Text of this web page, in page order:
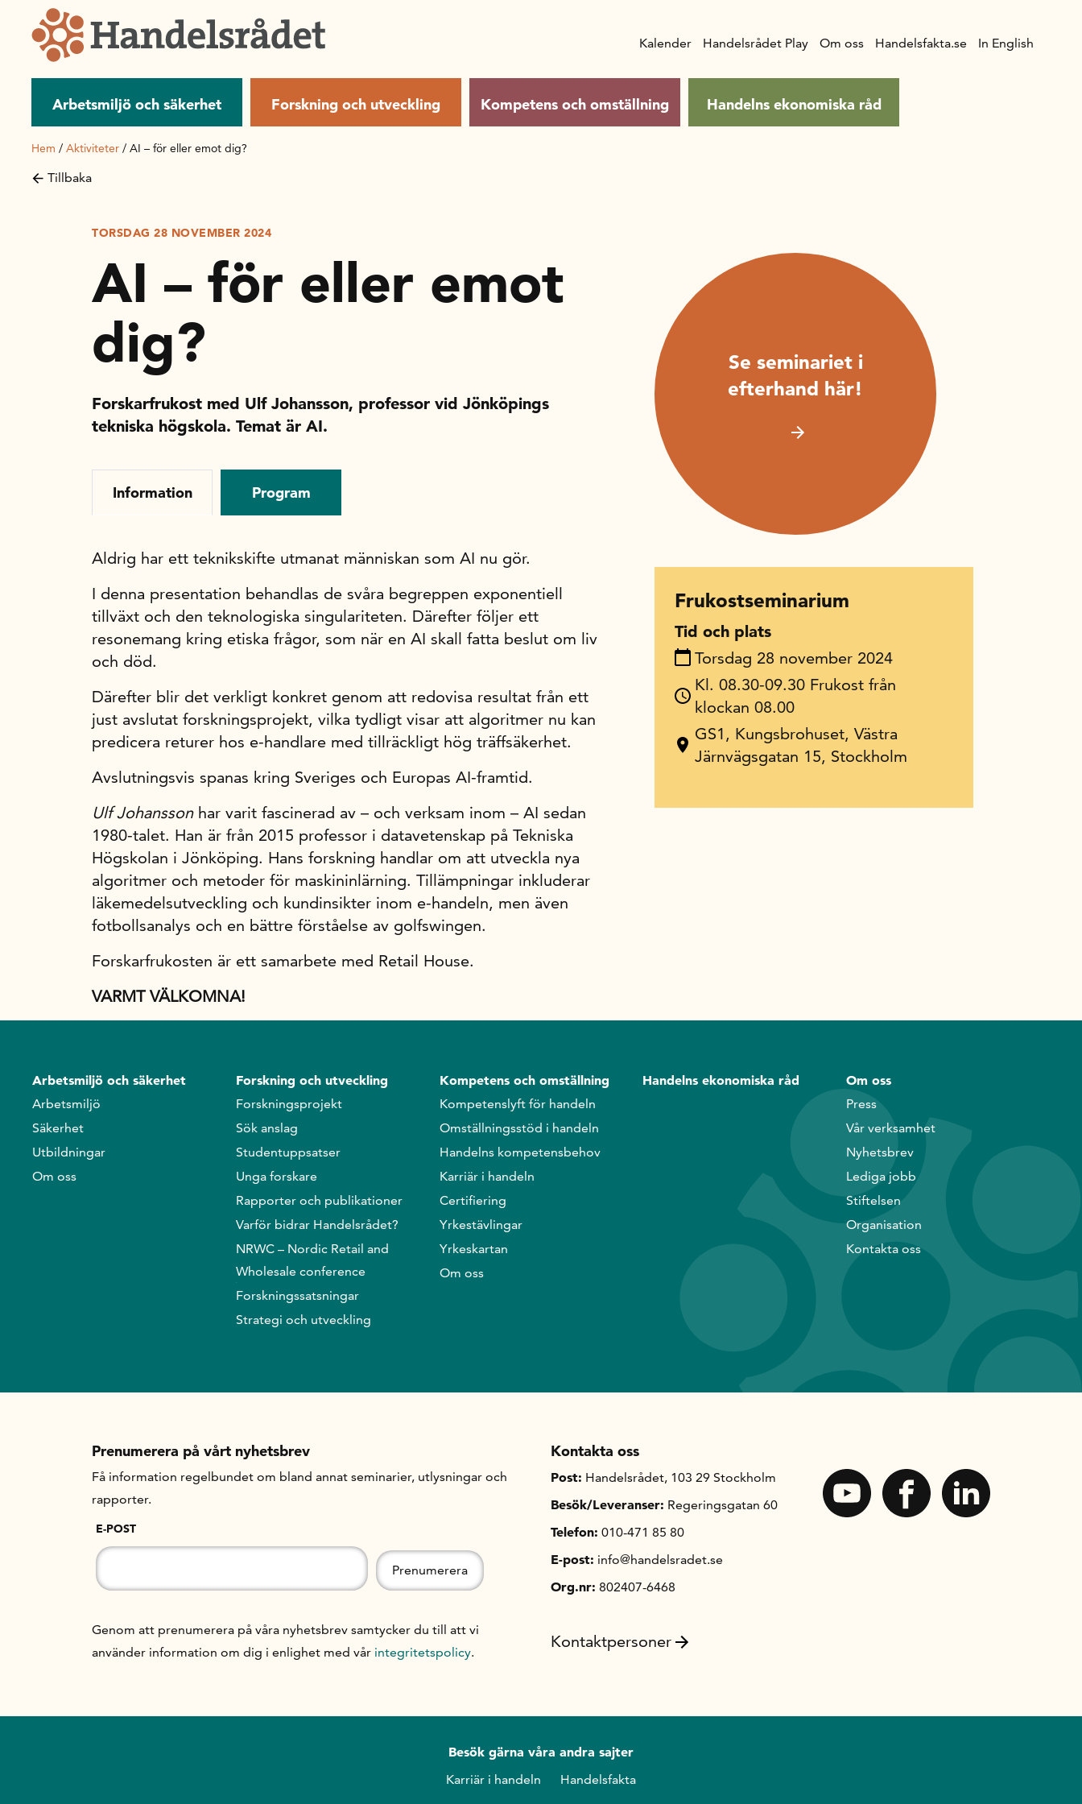
Arbetsmiljö och säkerhet Forskning och utveckling Kompetens och omställning Handelns ekonomiska råd
Kalender Handelsrådet Play Om oss Handelsfakta.se In English
Hem / Aktiviteter / AI – för eller emot dig?
Tillbaka
TORSDAG 28 NOVEMBER 2024
AI – för eller emot
dig?
Forskarfrukost med Ulf Johansson, professor vid Jönköpings
tekniska högskola. Temat är AI.
Information Program
Aldrig har ett teknikskifte utmanat människan som AI nu gör.
I denna presentation behandlas de svåra begreppen exponentiell
tillväxt och den teknologiska singulariteten. Därefter följer ett
resonemang kring etiska frågor, som när en AI skall fatta beslut om liv
och död.
Därefter blir det verkligt konkret genom att redovisa resultat från ett
just avslutat forskningsprojekt, vilka tydligt visar att algoritmer nu kan
predicera returer hos e-handlare med tillräckligt hög träffsäkerhet.
Avslutningsvis spanas kring Sveriges och Europas AI-framtid.
Ulf Johanssonhar varit fascinerad av – och verksam inom – AI sedan
1980-talet. Han är från 2015 professor i datavetenskap på Tekniska
Högskolan i Jönköping. Hans forskning handlar om att utveckla nya
algoritmer och metoder för maskininlärning. Tillämpningar inkluderar
läkemedelsutveckling och kundinsikter inom e-handeln, men även
fotbollsanalys och en bättre förståelse av golfswingen.
Forskarfrukosten är ett samarbete med Retail House.
VARMT VÄLKOMNA!
Se seminariet i
efterhand här!
Frukostseminarium
Tid och plats
Torsdag 28 november 2024
Kl. 08.30-09.30 Frukost från
klockan 08.00
GS1, Kungsbrohuset, Västra
Järnvägsgatan 15, Stockholm
Arbetsmiljö och säkerhet
Arbetsmiljö
Säkerhet
Utbildningar
Om oss
Forskning och utveckling
Forskningsprojekt
Sök anslag
Studentuppsatser
Unga forskare
Rapporter och publikationer
Varför bidrar Handelsrådet?
NRWC – Nordic Retail and
Wholesale conference
Forskningssatsningar
Strategi och utveckling
Kompetens och omställning
Kompetenslyft för handeln
Omställningsstöd i handeln
Handelns kompetensbehov
Karriär i handeln
Certifiering
Yrkestävlingar
Yrkeskartan
Om oss
Handelns ekonomiska råd Om oss
Press
Vår verksamhet
Nyhetsbrev
Lediga jobb
Stiftelsen
Organisation
Kontakta oss
Prenumerera på vårt nyhetsbrev
Få information regelbundet om bland annat seminarier, utlysningar och
rapporter.
E-POST
Genom att prenumerera på våra nyhetsbrev samtycker du till att vi
använder information om dig i enlighet med vår integritetspolicy.
Kontakta oss
Post: Handelsrådet, 103 29 Stockholm
Besök/Leveranser: Regeringsgatan 60
Telefon: 010-471 85 80
E-post: info@handelsradet.se
Org.nr: 802407-6468
Kontaktpersoner
Besök gärna våra andra sajter
Karriär i handeln Handelsfakta